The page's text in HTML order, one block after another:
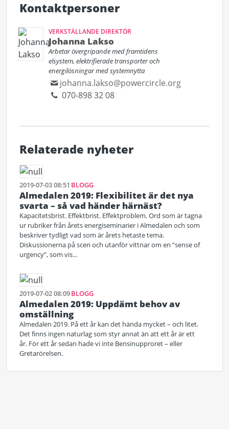
Kontaktpersoner
VERKSTÄLLANDE DIREKTÖR
Johanna Lakso
Arbetar övergripande med framtidens
elsystem, elektrifierade transporter och
energilösningar med systemnytta
johanna.lakso@powercircle.org
070-898 32 08
Relaterade nyheter
2019-07-03 08:51 BLOGG
Almedalen 2019: Flexibilitet är det nya
svarta – så vad händer härnäst?
Kapacitetsbrist. Effektbrist. Effektproblem. Ord som är tagna
ur rubriker från årets energiseminarier i Almedalen och som
beskriver tydligt vad som är årets hetaste tema.
Diskussionerna på scen och utanför vittnar om en ”sense of
urgency”, som vis...
2019-07-02 08:09BLOGG
Almedalen 2019: Uppdämt behov av
omställning
Almedalen 2019. På ett år kan det hända mycket – och litet.
Det finns ingen naturlag som styr annat än att ett år är ett
år. För ett år sedan hade vi inte Bensinupproret – eller
Gretarörelsen.